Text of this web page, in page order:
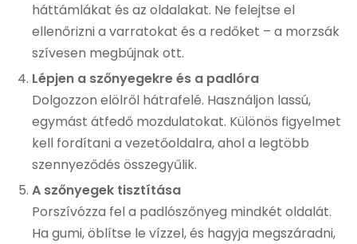
háttámlákat és az oldalakat. Ne felejtse el
ellenőrizni a varratokat és a redőket – a morzsák
szívesen megbújnak ott.
Lépjen a szőnyegekre és a padlóra
Dolgozzon elölről hátrafelé. Használjon lassú,
egymást átfedő mozdulatokat. Különös figyelmet
kell fordítani a vezetőoldalra, ahol a legtöbb
szennyeződés összegyűlik.
A szőnyegek tisztítása
Porszívózza fel a padlószőnyeg mindkét oldalát.
Ha gumi, öblítse le vízzel, és hagyja megszáradni,